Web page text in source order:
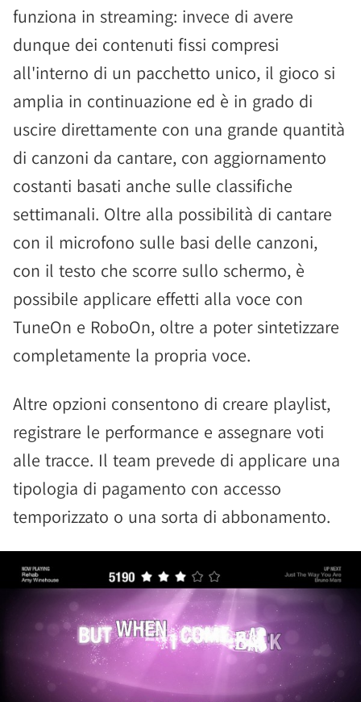
funziona in streaming: invece di avere
dunque dei contenuti fissi compresi
all'interno di un pacchetto unico, il gioco si
amplia in continuazione ed è in grado di
uscire direttamente con una grande quantità
di canzoni da cantare, con aggiornamento
costanti basati anche sulle classifiche
settimanali. Oltre alla possibilità di cantare
con il microfono sulle basi delle canzoni,
con il testo che scorre sullo schermo, è
possibile applicare effetti alla voce con
TuneOn e RoboOn, oltre a poter sintetizzare
completamente la propria voce.
Altre opzioni consentono di creare playlist,
registrare le performance e assegnare voti
alle tracce. Il team prevede di applicare una
tipologia di pagamento con accesso
temporizzato o una sorta di abbonamento.